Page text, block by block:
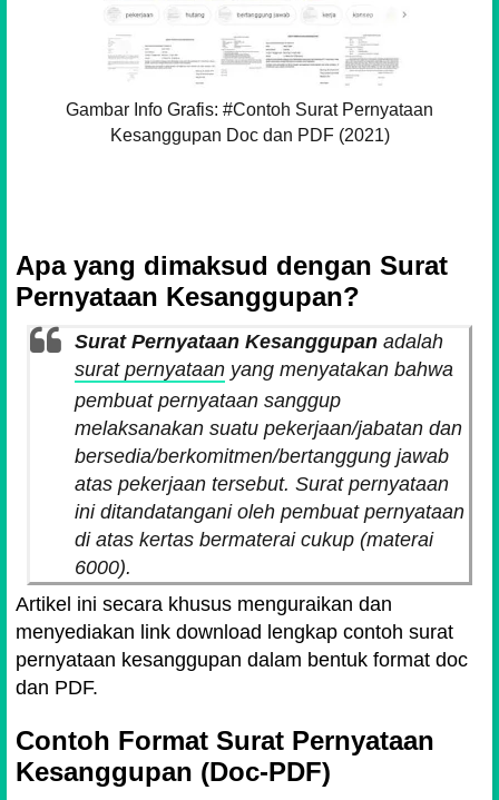
Gambar Info Grafis: #Contoh Surat Pernyataan
Kesanggupan Doc dan PDF (2021)
Apa yang dimaksud dengan Surat
Pernyataan Kesanggupan?
Surat Pernyataan Kesanggupan adalah
surat pernyataan yang menyatakan bahwa
pembuat pernyataan sanggup
melaksanakan suatu pekerjaan/jabatan dan
bersedia/berkomitmen/bertanggung jawab
atas pekerjaan tersebut. Surat pernyataan
ini ditandatangani oleh pembuat pernyataan
di atas kertas bermaterai cukup (materai
6000).
Artikel ini secara khusus menguraikan dan
menyediakan link download lengkap contoh surat
pernyataan kesanggupan dalam bentuk format doc
dan PDF.
Contoh Format Surat Pernyataan
Kesanggupan (Doc-PDF)